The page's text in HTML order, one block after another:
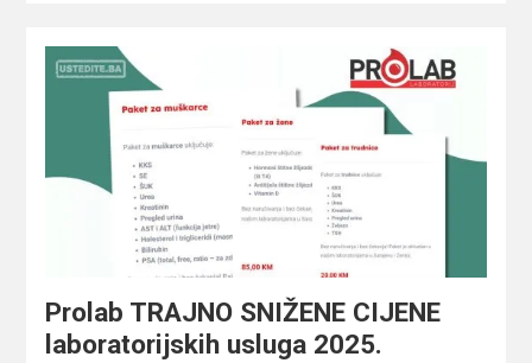
Prolab TRAJNO SNIŽENE CIJENE
laboratorijskih usluga 2025.